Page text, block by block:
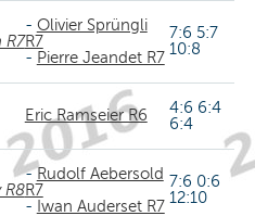
R7
- Olivier Sprüngli
R7
- Pierre Jeandet R7
7:6 5:7
10:8
Eric Ramseier R6
4:6 6:4
6:4
R8
-Rudolf Aebersold
R7
- Iwan Auderset R7
7:6 0:6
12:10